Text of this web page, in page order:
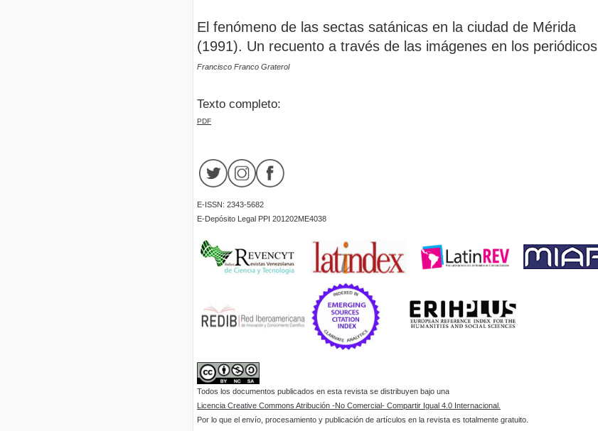
El fenómeno de las sectas satánicas en la ciudad de Mérida
(1991). Un recuento a través de las imágenes en los periódicos
Francisco Franco Graterol
Texto completo:
PDF
E-ISSN: 2343-5682
E-Depósito Legal PPI 201202ME4038
Todos los documentos publicados en esta revista se distribuyen bajo una
Licencia Creative Commons Atribución -No Comercial- Compartir Igual 4.0 Internacional.
Por lo que el envío, procesamiento y publicación de artículos en la revista es totalmente gratuito.